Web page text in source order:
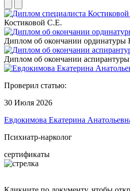
Костиковой С.Е.
Диплом об окончании ординатуры
Диплом об окончании
Проверил статью:
30 Июля 2026
Евдокимова Екатерина
Психиатр-нарколог
сертификаты